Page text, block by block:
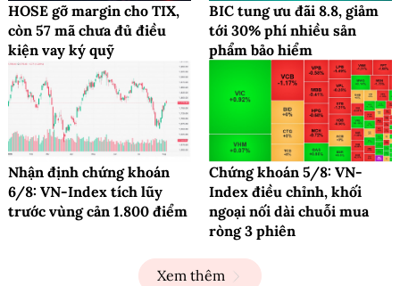
HOSE gỡ margin cho TIX,
còn 57 mã chưa đủ điều
kiện vay ký quỹ
BIC tung ưu đãi 8.8, giảm
tới 30% phí nhiều sản
phẩm bảo hiểm
Nhận định chứng khoán
6/8: VN-Index tích lũy
trước vùng cản 1.800 điểm
Chứng khoán 5/8: VN-
Index điều chỉnh, khối
ngoại nối dài chuỗi mua
ròng 3 phiên
Xem thêm